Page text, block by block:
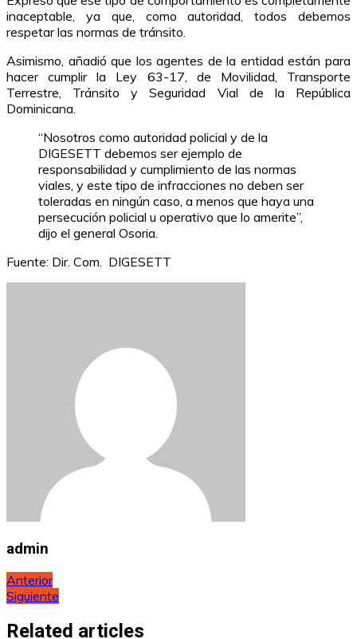
inaceptable, ya que, como autoridad, todos debemos
respetar las normas de tránsito.
Asimismo, añadió que los agentes de la entidad están para
hacer cumplir la Ley 63-17, de Movilidad, Transporte
Terrestre, Tránsito y Seguridad Vial de la República
Dominicana.
“Nosotros como autoridad policial y de la
DIGESETT debemos ser ejemplo de
responsabilidad y cumplimiento de las normas
viales, y este tipo de infracciones no deben ser
toleradas en ningún caso, a menos que haya una
persecución policial u operativo que lo amerite”,
dijo el general Osoria.
Fuente: Dir. Com. DIGESETT
admin
Navegación
de
entradas
Anterior
Siguiente
Related articles